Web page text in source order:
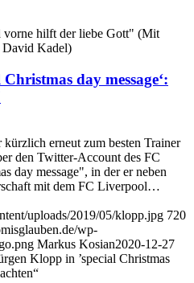
vorne hilft der liebe Gott" (Mit
David Kadel)
day message‘:
erneut zum besten Trainer
den Twitter-Account des FC
day message", in der er neben
mit dem FC Liverpool…
uploads/2019/05/klopp.jpg 720
wp-
Markus Kosian2020-12-27
Klopp in ’special Christmas